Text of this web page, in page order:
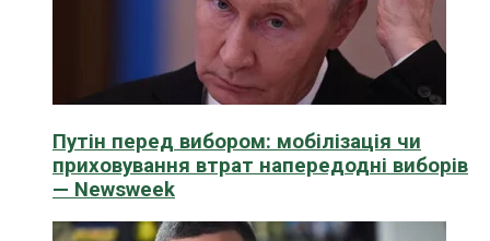
Путін перед вибором: мобілізація чи
приховування втрат напередодні виборів
— Newsweek